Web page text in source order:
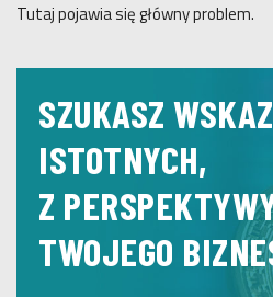
Tutaj pojawia się główny problem.
SZUKASZ
ISTOTNYCH,
Z
TWOJEGO